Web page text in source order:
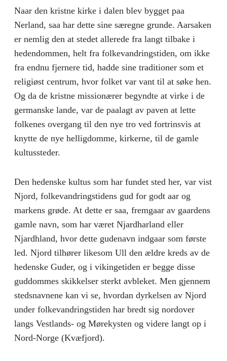
Naar den kristne kirke i dalen blev bygget paa
Nerland, saa har dette sine særegne grunde. Aarsaken
er nemlig den at stedet allerede fra langt tilbake i
hedendommen, helt fra folkevandringstiden, om ikke
fra endnu fjernere tid, hadde sine traditioner som et
religiøst centrum, hvor folket var vant til at søke hen.
Og da de kristne missionærer begyndte at virke i de
germanske lande, var de paalagt av paven at lette
folkenes overgang til den nye tro ved fortrinsvis at
knytte de nye helligdomme, kirkerne, til de gamle
kultussteder.
Den hedenske kultus som har fundet sted her, var vist
Njord, folkevandringstidens gud for godt aar og
markens grøde. At dette er saa, fremgaar av gaardens
gamle navn, som har været Njardharland eller
Njardhland, hvor dette gudenavn indgaar som første
led. Njord tilhører likesom Ull den ældre kreds av de
hedenske Guder, og i vikingetiden er begge disse
guddommes skikkelser sterkt avbleket. Men gjennem
stedsnavnene kan vi se, hvordan dyrkelsen av Njord
under folkevandringstiden har bredt sig nordover
langs Vestlands- og Mørekysten og videre langt op i
Nord-Norge (Kvæfjord).